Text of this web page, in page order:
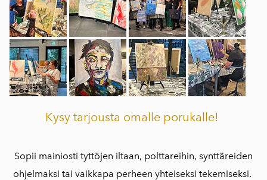
Kysy tarjousta omalle porukalle!
Sopii mainiosti tyttöjen iltaan, polttareihin, synttäreiden
ohjelmaksi tai vaikkapa perheen yhteiseksi tekemiseksi.